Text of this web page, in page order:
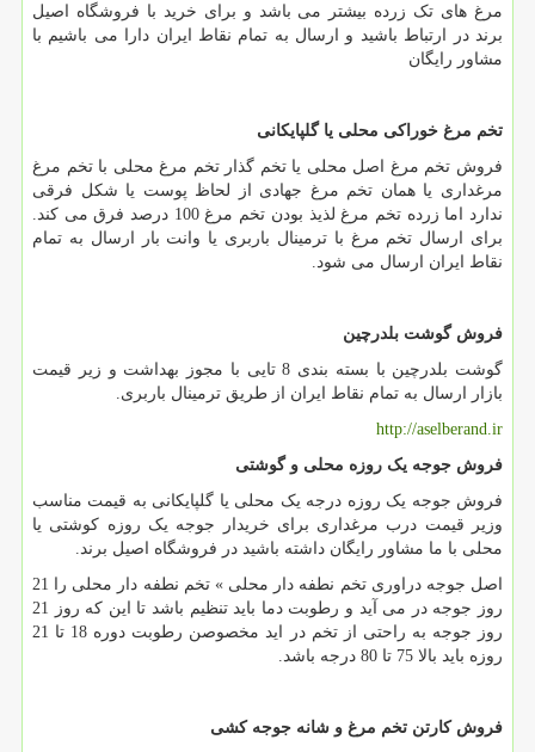
مرغ های تک زرده بیشتر می باشد و برای خرید با فروشگاه اصیل
برند در ارتباط باشید و ارسال به تمام نقاط ایران دارا می باشیم با
مشاور رایگان
تخم مرغ خوراکی محلی یا گلپایکانی
فروش تخم مرغ اصل محلی یا تخم گذار تخم مرغ محلی با تخم مرغ
مرغداری یا همان تخم مرغ جهادی از لحاظ پوست یا شکل فرقی
ندارد اما زرده تخم مرغ لذیذ بودن تخم مرغ 100 درصد فرق می کند.
برای ارسال تخم مرغ با ترمینال باربری یا وانت بار ارسال به تمام
نقاط ایران ارسال می شود.
فروش گوشت بلدرچین
گوشت بلدرچین با بسته بندی 8 تایی با مجوز بهداشت و زیر قیمت
بازار ارسال به تمام نقاط ایران از طریق ترمینال باربری.
http://aselberand.ir
فروش جوجه یک روزه محلی و گوشتی
فروش جوجه یک روزه درجه یک محلی یا گلپایکانی به قیمت مناسب
وزیر قیمت درب مرغداری برای خریدار جوجه یک روزه کوشتی یا
محلی با ما مشاور رایگان داشته باشید در فروشگاه اصیل برند.
اصل جوجه دراوری تخم نطفه دار محلی » تخم نطفه دار محلی را 21
روز جوجه در می آید و رطوبت دما باید تنظیم باشد تا این که روز 21
روز جوجه به راحتی از تخم در اید مخصوصن رطوبت دوره 18 تا 21
روزه باید بالا 75 تا 80 درجه باشد.
فروش کارتن تخم مرغ و شانه جوجه کشی